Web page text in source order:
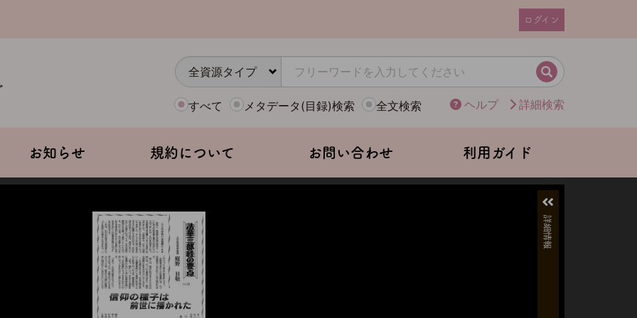
ユ
ー
ー
ア
ウ
ト
ログイン
検索
すべて メタデータ(目録)検索 全文検索 ヘルプ 詳細検索
お知らせ 規約について お問い合わせ 利用ガイド